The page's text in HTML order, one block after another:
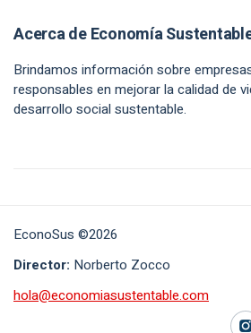
Acerca de Economía
Brindamos información sobre
responsables en mejorar la calidad de
desarrollo social sustentable.
EconoSus ©2026
Director: Norberto Zocco
hola@economiasustentable.com